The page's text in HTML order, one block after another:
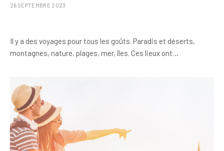
26 SEPTEMBRE 2023
Il y a des voyages pour tous les goûts. Paradis et déserts,
montagnes, nature, plages, mer, îles. Ces lieux ont…